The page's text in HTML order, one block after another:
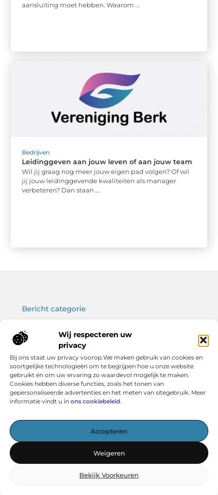
Wij respecteren uw
privacy
Bij ons staat uw privacy voorop.We maken gebruik van cookies en
soortgelijke technologieën om te begrijpen hoe u onze website
gebruikt én om uw ervaring zo waardevol mogelijk te maken.
Cookies hebben diverse functies, zoals het tonen van
gepersonaliseerde advertenties en het meten van sitegebruik. Meer
informatie vindt u in ons cookiebeleid.
Accepteren
Weigeren
Bekijk Voorkeuren
aansluiting moet hebben. Waarom ...
Bedrijven
Leidinggeven aan jouw leven of aan jouw team
Wil jij graag nog meer jouw eigen pad volgen? Of wil
jij jouw leidinggevende kwaliteiten als manager
verbeteren? Dan staan ...
Het startpunt voor kennis en inspiratie
— Verken boeiende artikelen, handige tips en verhelderende
vandaag nog wat Vereniging BERK voor jou in petto heeft!
Onze informatie
Bericht categorie